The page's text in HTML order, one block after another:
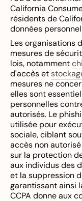
California
résidents de
données
Les organisations
mesures de
lois, notamment
d'accès et
mesures ne
elles sont
personnelles
autorisés. Le
utilisée pour
sociale, ciblant
accès non
sur la protection
aux individus des
et la suppression
garantissant ainsi
CCPA donne aux